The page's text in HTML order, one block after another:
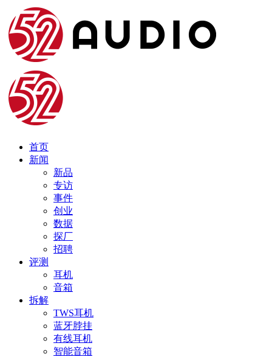
首页
新闻
新品
专访
事件
创业
数据
探厂
招聘
评测
耳机
音箱
拆解
TWS耳机
蓝牙脖挂
有线耳机
智能音箱